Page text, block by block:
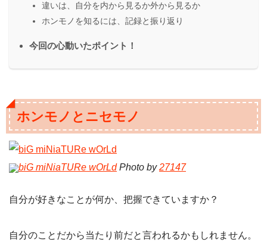
違いは、自分を内から見るか外から見るか
ホンモノを知るには、記録と振り返り
今回の心動いたポイント！
ホンモノとニセモノ
biG miNiaTURe wOrLdPhoto by27147
自分が好きなことが何か、把握できていますか？
自分のことだから当たり前だと言われるかもしれません。